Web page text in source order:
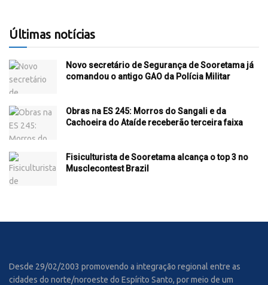
Últimas notícias
Novo secretário de Segurança de Sooretama já
comandou o antigo GAO da Polícia Militar
Obras na ES 245: Morros do Sangali e da
Cachoeira do Ataíde receberão terceira faixa
Fisiculturista de Sooretama alcança o top 3 no
Musclecontest Brazil
Desde 29/02/2003 promovendo a integração regional entre as
cidades do norte/noroeste do Espírito Santo, por meio de um